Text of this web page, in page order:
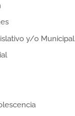
y/o Municipal